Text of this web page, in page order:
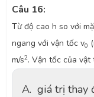
Câu 16:
Từ độ cao h so với
ngang với vận tốc v0
m/s2. Vận tốc của
A. giá trị thay